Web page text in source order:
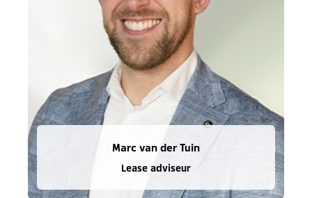
Marc van der Tuin
Lease adviseur